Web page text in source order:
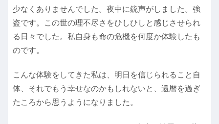
少なくありませんでした。夜中に銃声がしました。強
盗です。この世の理不尽さをひしひしと感じさせられ
る日々でした。私自身も命の危機を何度か体験したも
のです。
こんな体験をしてきた私は、明日を信じられること自
体、それでもう幸せなのかもしれないと、還暦を過ぎ
たころから思うようになりました。